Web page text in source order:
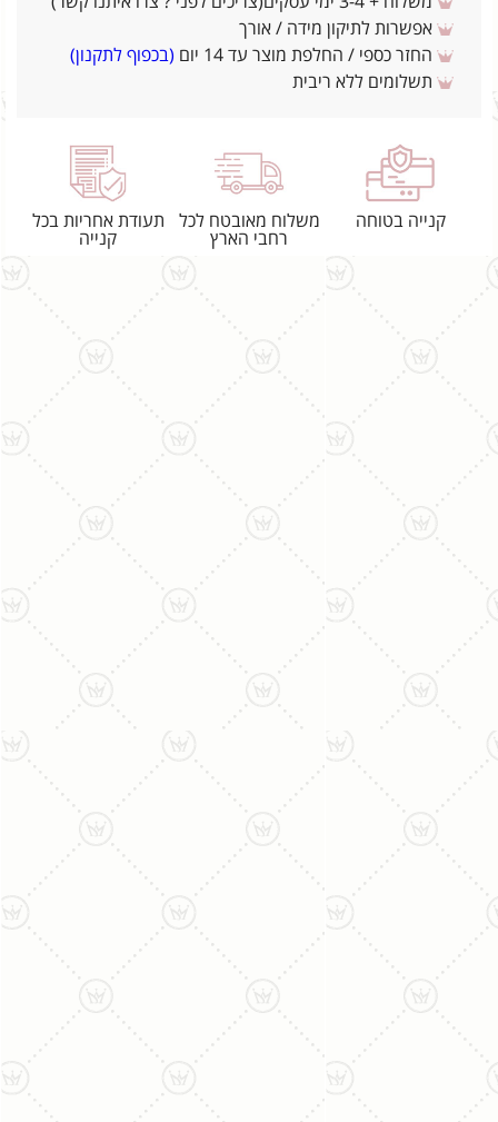
אפשרות לתיקון מידה / אורך
החזר כספי / החלפת מוצר עד 14 יום
(בכפוף לתקנון)
תשלומים ללא ריבית
קנייה בטוחה
משלוח מאובטח לכל
רחבי הארץ
תעודת אחריות בכל
קנייה